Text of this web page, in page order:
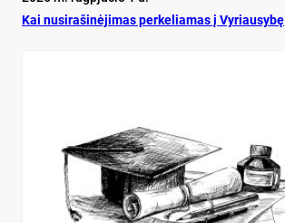
Kai nu­si­ra­ši­nė­ji­mas per­ke­lia­mas į Vy­riau­sy­bę